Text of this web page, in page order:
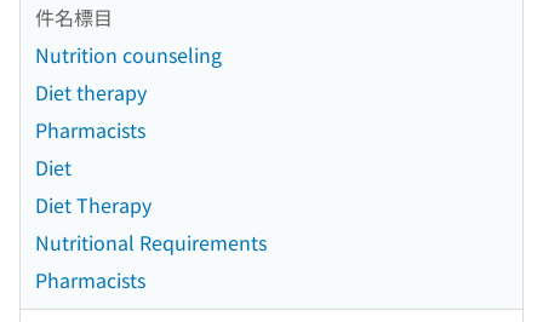
件名標目
Nutrition counseling
Diet therapy
Pharmacists
Diet
Diet Therapy
Nutritional Requirements
Pharmacists